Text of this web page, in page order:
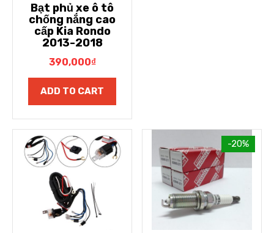
Bạt phủ xe ô tô
chống nắng cao
cấp Kia Rondo
2013-2018
390,000₫
ADD TO CART
-20%